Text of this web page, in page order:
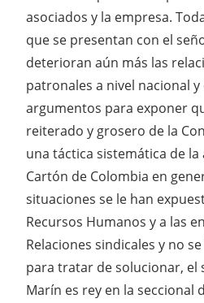
asociados y la empresa.
que se presentan con el
deterioran aún más las
patronales a nivel nacional
argumentos para exponer
reiterado y grosero de la
una táctica sistemática de
Cartón de Colombia en
situaciones se le han
Recursos Humanos y a las
Relaciones sindicales y no
para tratar de solucionar, el
Marín es rey en la seccional